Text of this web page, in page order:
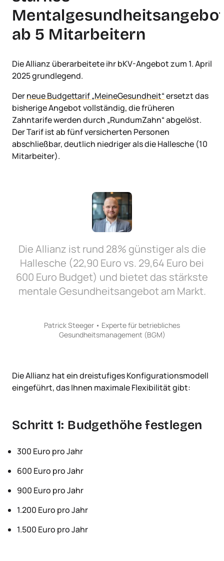
ab 5 Mitarbeitern
Die Allianz überarbeitete ihr bKV-Angebot zum 1. April
2025 grundlegend.
Derneue Budgettarif „MeineGesundheit“ersetzt das
bisherige Angebot vollständig, die früheren
Zahntarife werden durch „RundumZahn“ abgelöst.
Der Tarif ist ab fünf versicherten Personen
abschließbar, deutlich niedriger als die Hallesche (10
Mitarbeiter).
Die Allianz ist rund 28% günstiger als die
Hallesche (22,90 Euro vs. 29,64 Euro bei
600 Euro Budget) und bietet das stärkste
mentale Gesundheitsangebot am Markt.
Die Allianz hat ein dreistufiges Konfigurationsmodell
eingeführt, das Ihnen maximale Flexibilität gibt:
Schritt 1: Budgethöhe festlegen
300 Euro pro Jahr
600 Euro pro Jahr
900 Euro pro Jahr
1.200 Euro pro Jahr
1.500 Euro pro Jahr